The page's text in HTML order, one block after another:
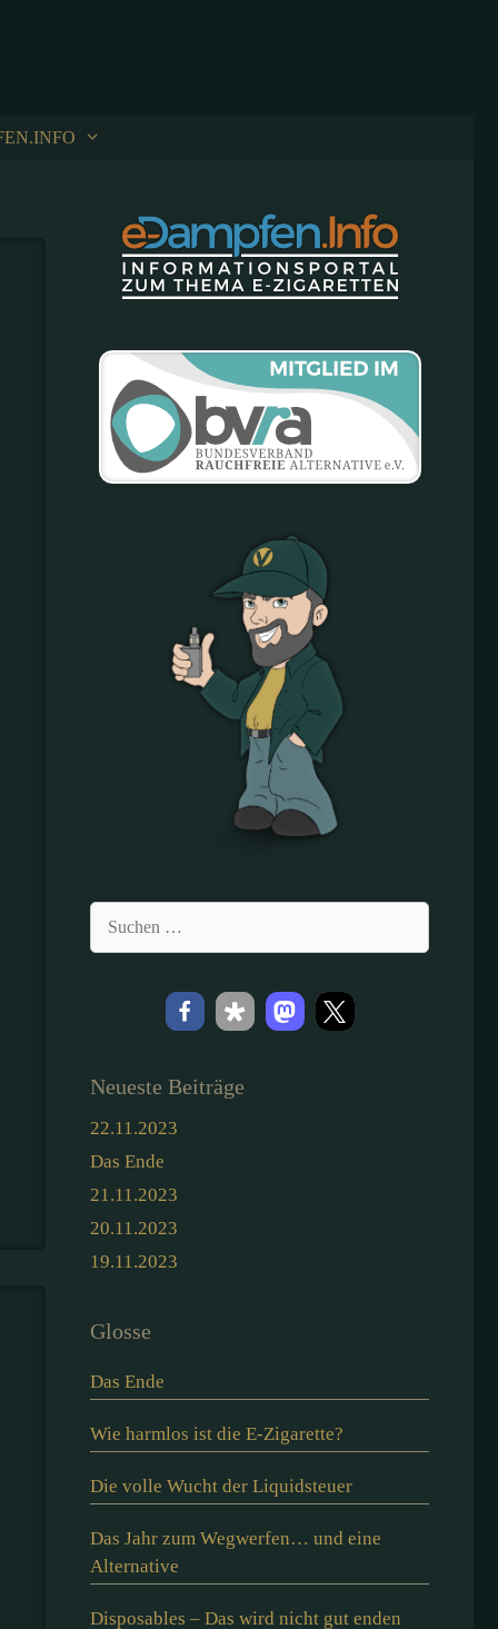
Neueste Beiträge
22.11.2023
Das Ende
21.11.2023
20.11.2023
19.11.2023
Glosse
Das Ende
Wie harmlos ist die E-Zigarette?
Die volle Wucht der Liquidsteuer
Das Jahr zum Wegwerfen… und eine
Alternative
Disposables – Das wird nicht gut enden